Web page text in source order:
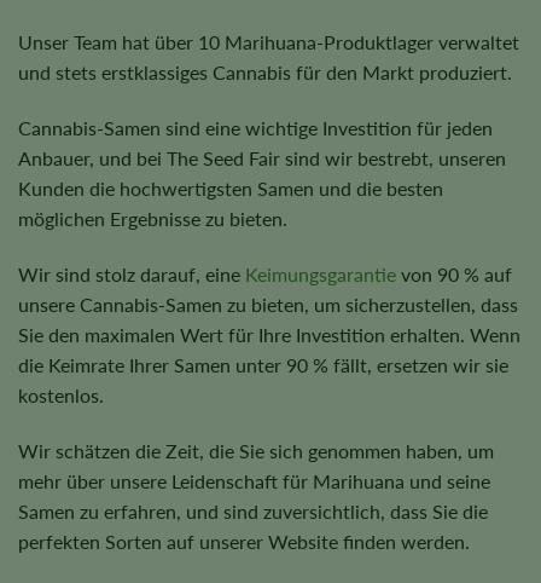
Unser Team hat über 10 Marihuana-Produktlager verwaltet
und stets erstklassiges Cannabis für den Markt produziert.
Cannabis-Samen sind eine wichtige Investition für jeden
Anbauer, und bei The Seed Fair sind wir bestrebt, unseren
Kunden die hochwertigsten Samen und die besten
möglichen Ergebnisse zu bieten.
Wir sind stolz darauf, eine Keimungsgarantie von 90 % auf
unsere Cannabis-Samen zu bieten, um sicherzustellen, dass
Sie den maximalen Wert für Ihre Investition erhalten. Wenn
die Keimrate Ihrer Samen unter 90 % fällt, ersetzen wir sie
kostenlos.
Wir schätzen die Zeit, die Sie sich genommen haben, um
mehr über unsere Leidenschaft für Marihuana und seine
Samen zu erfahren, und sind zuversichtlich, dass Sie die
perfekten Sorten auf unserer Website finden werden.